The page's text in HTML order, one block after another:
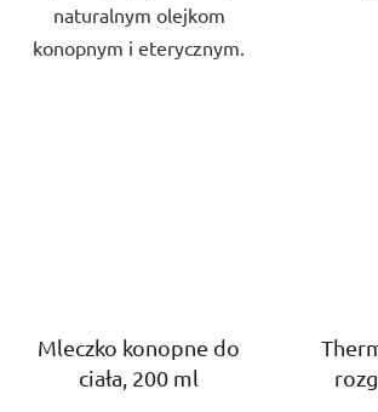
naturalnym olejkom
konopnym i eterycznym.
Mleczko konopne do
ciała, 200 ml